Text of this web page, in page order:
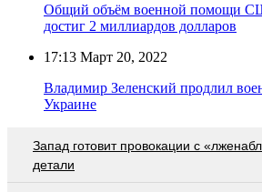
Общий объём военной помощи
достиг 2 миллиардов долларов
17:13 Март 20, 2022
Владимир Зеленский продлил
Украине
Запад готовит провокации с
детали